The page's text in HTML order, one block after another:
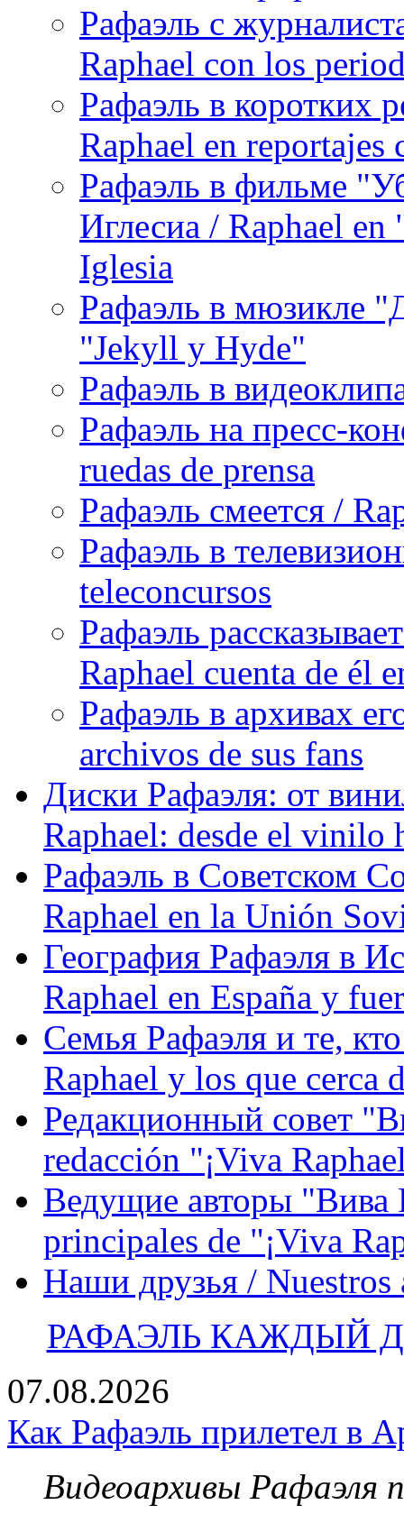
Рафаэль с
Raphael con los
Рафаэль в коротких
Raphael en reportajes
Рафаэль в фильме
Иглесиа / Raphael
Iglesia
Рафаэль в мюзикле
"Jekyll y Hyde"
Рафаэль в
Рафаэль на пресс-
ruedas de prensa
Рафаэль смеется /
Рафаэль в
teleconcursos
Рафаэль
Raphael cuenta de él
Рафаэль в архивах
archivos de sus fans
Диски Рафаэля: от
Raphael: desde el vinilo
Рафаэль в Советском
Raphael en la Unión
География Рафаэля в
Raphael en España y
Семья Рафаэля и те,
Raphael y los que cerca
Редакционный совет
redacción "¡Viva
Ведущие авторы "Вива
principales de "¡Viva
Наши друзья / Nuestros
РАФАЭЛЬ КАЖДЫЙ
07.08.2026
Как Рафаэль прилетел в
Видеоархивы Рафаэля